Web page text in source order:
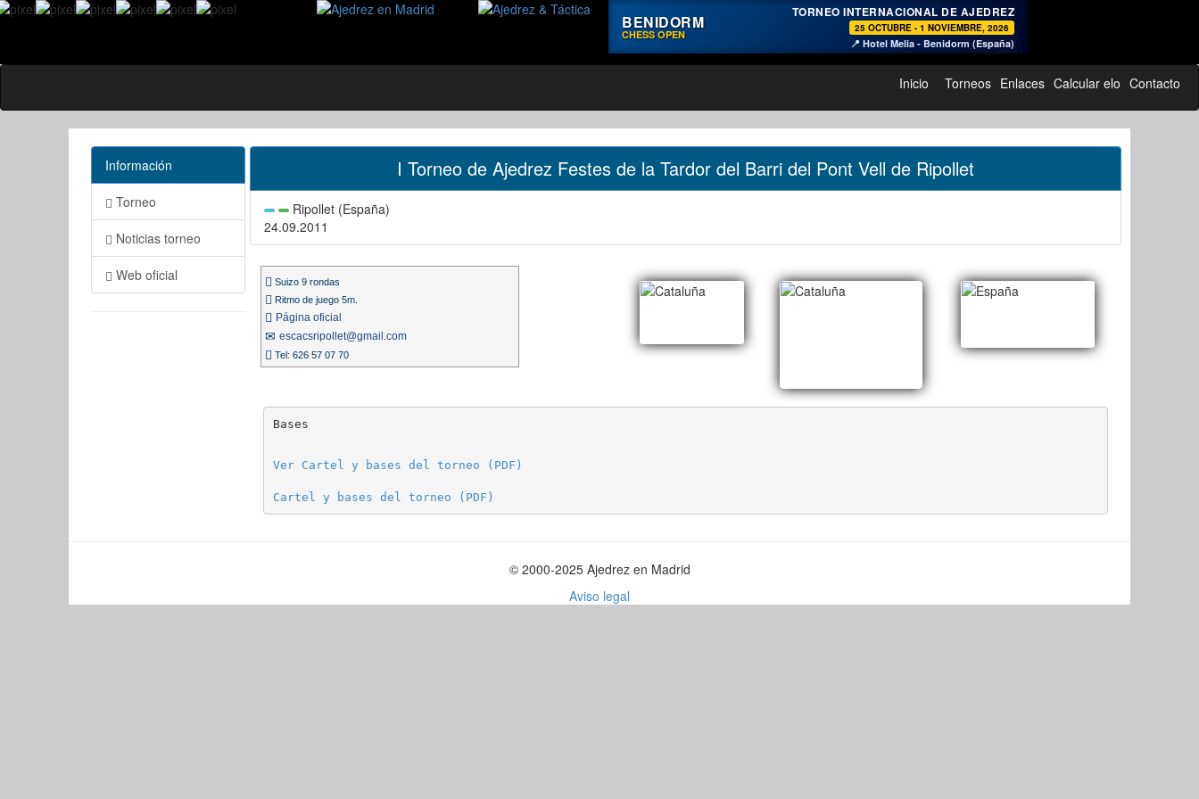
♞
BENIDORM
CHESS OPEN
TORNEO INTERNACIONAL DE AJEDREZ
25 OCTUBRE - 1 NOVIEMBRE, 2026
📍 Hotel Melia - Benidorm (España)
Inicio Torneos Enlaces Calcular elo Contacto
Información
Torneo
Noticias torneo
Web oficial
I Torneo de Ajedrez Festes de la Tardor del Barri del Pont Vell de Ripollet
Ripollet (España)
24.09.2011
Suizo 9 rondas
Ritmo de juego 5m.
Página oficial
escacsripollet@gmail.com
Tel: 626 57 07 70
Bases
Ver Cartel y bases del torneo (PDF)
Cartel y bases del torneo (PDF)
© 2000-2025 Ajedrez en Madrid
Aviso legal